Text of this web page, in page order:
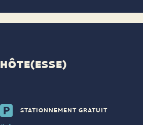
HÔTE(ESSE)
STATIONNEMENT GRATUIT